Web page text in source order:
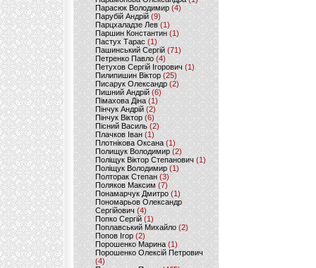
Парасюк Володимир(4)
Парубій Андрій (9)
Парцхаладзе Лев (1)
Паршин Константин(1)
Пастух Тарас (1)
Пашинський Сергій (71)
Петренко Павло (4)
Петухов Сергій Ігорович (1)
Пилипишин Віктор(25)
Писарук Олександр(2)
Пишний Андрій (6)
Пімахова Діна(1)
Пінчук Андрій(2)
Пінчук Віктор (6)
Пісний Василь (2)
Плачков Іван(1)
Плотнікова Оксана (1)
Полищук Володимир(2)
Поліщук Віктор Степанович(1)
Поліщук Володимир (1)
Полторак Степан(3)
Поляков Максим (7)
Понамарчук Дмитро (1)
Пономарьов Олександр
Сергійович(4)
Попко Сергій (1)
Поплавський Михайло (2)
Попов Ігор(2)
Порошенко Марина (1)
Порошенко Олексій Петрович
(4)